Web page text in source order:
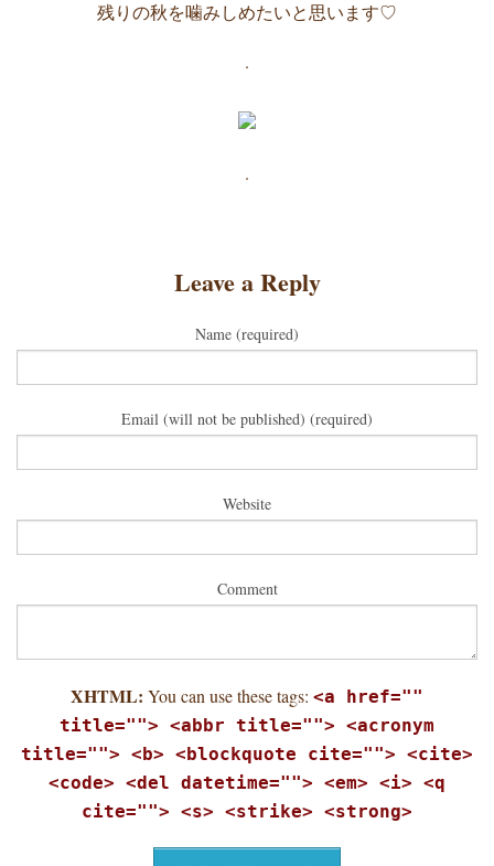
残りの秋を噛みしめたいと思います♡
.
.
Leave a Reply
Name (required)
Email (will not be published) (required)
Website
Comment
XHTML: You can use these tags: <a href=""
title=""> <abbr title=""> <acronym
title=""> <b> <blockquote cite=""> <cite>
<code> <del datetime=""> <em> <i> <q
cite=""> <s> <strike> <strong>